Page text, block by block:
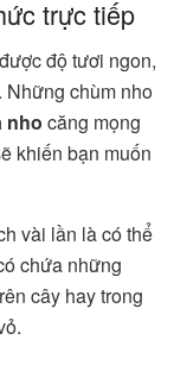
trực tiếp
độ tươi ngon,
Những chùm nho
nho căng mọng
khiến bạn muốn
vài lần là có thể
chứa những
cây hay trong